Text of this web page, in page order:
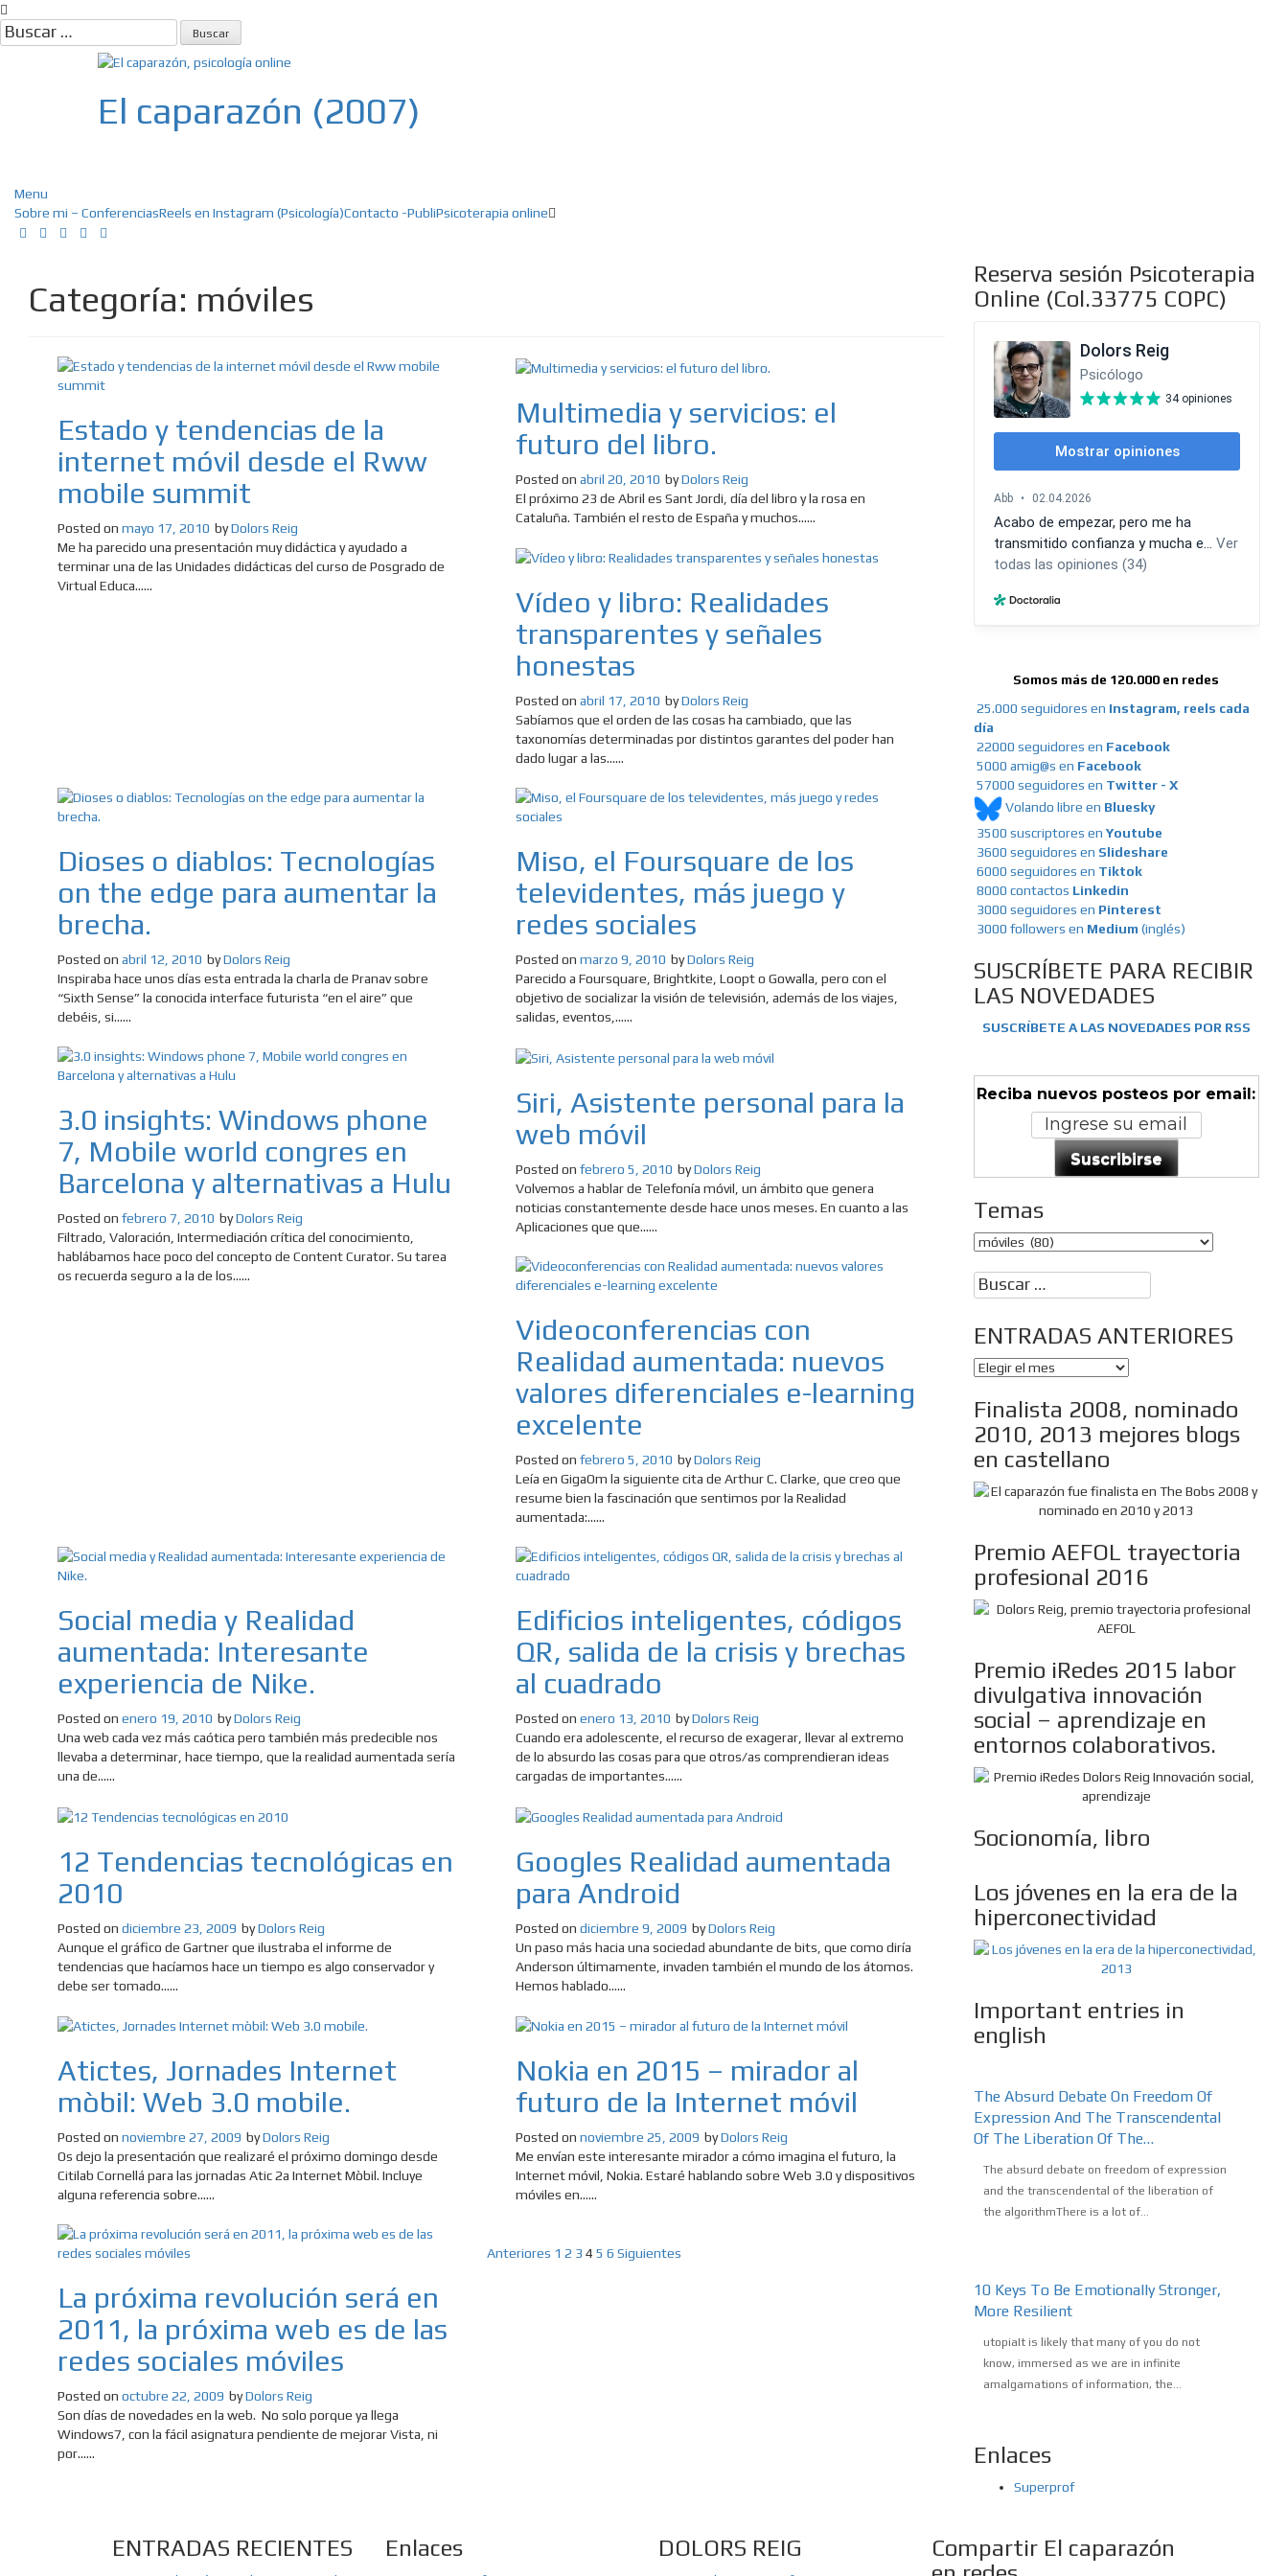
Skip
to
content
Buscar:
El caparazón (2007)
Menu
Sobre mi – ConferenciasReels en Instagram (Psicología)Contacto -PubliPsicoterapia online
Categoría: móviles
Estado y tendencias de la
internet móvil desde el Rww
mobile summit
Posted on mayo 17, 2010 byDolors Reig
Me ha parecido una presentación muy didáctica y ayudado a
terminar una de las Unidades didácticas del curso de Posgrado de
Virtual Educa......
Multimedia y servicios: el
futuro del libro.
Posted on abril 20, 2010 byDolors Reig
El próximo 23 de Abril es Sant Jordi, día del libro y la rosa en
Cataluña. También el resto de España y muchos......
Vídeo y libro: Realidades
transparentes y señales
honestas
Posted on abril 17, 2010 byDolors Reig
Sabíamos que el orden de las cosas ha cambiado, que las
taxonomías determinadas por distintos garantes del poder han
dado lugar a las......
Dioses o diablos: Tecnologías
on the edge para aumentar la
brecha.
Posted on abril 12, 2010 byDolors Reig
Inspiraba hace unos días esta entrada la charla de Pranav sobre
“Sixth Sense” la conocida interface futurista “en el aire” que
debéis, si......
Miso, el Foursquare de los
televidentes, más juego y
redes sociales
Posted on marzo 9, 2010 byDolors Reig
Parecido a Foursquare, Brightkite, Loopt o Gowalla, pero con el
objetivo de socializar la visión de televisión, además de los viajes,
salidas, eventos,......
3.0 insights: Windows phone
7, Mobile world congres en
Barcelona y alternativas a Hulu
Posted on febrero 7, 2010 byDolors Reig
Filtrado, Valoración, Intermediación crítica del conocimiento,
hablábamos hace poco del concepto de Content Curator. Su tarea
os recuerda seguro a la de los......
Siri, Asistente personal para la
web móvil
Posted on febrero 5, 2010 byDolors Reig
Volvemos a hablar de Telefonía móvil, un ámbito que genera
noticias constantemente desde hace unos meses. En cuanto a las
Aplicaciones que que......
Videoconferencias con
Realidad aumentada: nuevos
valores diferenciales e-learning
excelente
Posted on febrero 5, 2010 byDolors Reig
Leía en GigaOm la siguiente cita de Arthur C. Clarke, que creo que
resume bien la fascinación que sentimos por la Realidad
aumentada:......
Social media y Realidad
aumentada: Interesante
experiencia de Nike.
Posted on enero 19, 2010 byDolors Reig
Una web cada vez más caótica pero también más predecible nos
llevaba a determinar, hace tiempo, que la realidad aumentada sería
una de......
Edificios inteligentes, códigos
QR, salida de la crisis y brechas
al cuadrado
Posted on enero 13, 2010 byDolors Reig
Cuando era adolescente, el recurso de exagerar, llevar al extremo
de lo absurdo las cosas para que otros/as comprendieran ideas
cargadas de importantes......
12 Tendencias tecnológicas en
2010
Posted on diciembre 23, 2009 byDolors Reig
Aunque el gráfico de Gartner que ilustraba el informe de
tendencias que hacíamos hace un tiempo es algo conservador y
debe ser tomado......
Googles Realidad aumentada
para Android
Posted on diciembre 9, 2009 byDolors Reig
Un paso más hacia una sociedad abundante de bits, que como diría
Anderson últimamente, invaden también el mundo de los átomos.
Hemos hablado......
Atictes, Jornades Internet
mòbil: Web 3.0 mobile.
Posted on noviembre 27, 2009 byDolors Reig
Os dejo la presentación que realizaré el próximo domingo desde
Citilab Cornellá para las jornadas Atic 2a Internet Mòbil. Incluye
alguna referencia sobre......
Nokia en 2015 – mirador al
futuro de la Internet móvil
Posted on noviembre 25, 2009 byDolors Reig
Me envían este interesante mirador a cómo imagina el futuro, la
Internet móvil, Nokia. Estaré hablando sobre Web 3.0 y dispositivos
móviles en......
La próxima revolución será en
2011, la próxima web es de las
redes sociales móviles
Posted on octubre 22, 2009 byDolors Reig
Son días de novedades en la web. No solo porque ya llega
Windows7, con la fácil asignatura pendiente de mejorar Vista, ni
por......
Paginación
Anteriores 1 2 3 4 5 6 Siguientes
Reserva sesión Psicoterapia
Online (Col.33775 COPC)
Somos más de 120.000 en redes
25.000 seguidores en Instagram, reels cada
día
22000 seguidores en Facebook
5000 amig@s en Facebook
57000 seguidores en Twitter - X
Volando libre en Bluesky
3500 suscriptores en Youtube
3600 seguidores en Slideshare
6000 seguidores en Tiktok
8000 contactos Linkedin
3000 seguidores en Pinterest
3000 followers en Medium (inglés)
SUSCRÍBETE PARA RECIBIR
LAS NOVEDADES
SUSCRÍBETE A LAS NOVEDADES POR RSS
Reciba nuevos posteos por email:
Suscribirse
Temas
Temas
Buscar:
ENTRADAS ANTERIORES
ENTRADAS
Finalista 2008, nominado
2010, 2013 mejores blogs
en castellano
Premio AEFOL trayectoria
profesional 2016
Premio iRedes 2015 labor
divulgativa innovación
social – aprendizaje en
entornos colaborativos.
Socionomía, libro
Los jóvenes en la era de la
hiperconectividad
Important entries in
english
The Absurd Debate On Freedom Of
Expression And The Transcendental
Of The Liberation Of The…
The absurd debate on freedom of expression
and the transcendental of the liberation of
the algorithmThere is a lot of...
10 Keys To Be Emotionally Stronger,
More Resilient
utopiaIt is likely that many of you do not
know, immersed as we are in infinite
amalgamations of information, the...
Enlaces
Superprof
ENTRADAS RECIENTES Enlaces DOLORS REIG
Compartir El caparazón